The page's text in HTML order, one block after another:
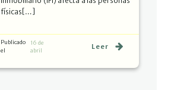
físicas[…]
Publicado
el
16 de
abril
Leer